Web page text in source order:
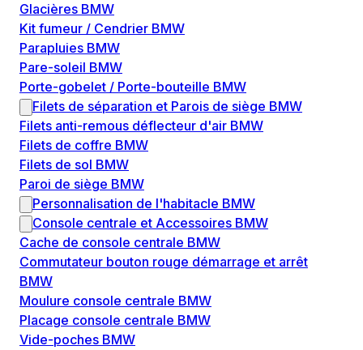
Glacières BMW
Kit fumeur / Cendrier BMW
Parapluies BMW
Pare-soleil BMW
Porte-gobelet / Porte-bouteille BMW
Filets de séparation et Parois de siège BMW
Filets anti-remous déflecteur d'air BMW
Filets de coffre BMW
Filets de sol BMW
Paroi de siège BMW
Personnalisation de l'habitacle BMW
Console centrale et Accessoires BMW
Cache de console centrale BMW
Commutateur bouton rouge démarrage et arrêt
BMW
Moulure console centrale BMW
Placage console centrale BMW
Vide-poches BMW